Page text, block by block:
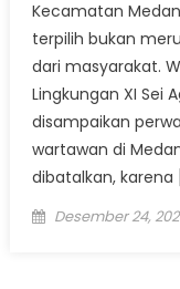
Kecamatan
terpilih bukan
dari masyarakat.
Lingkungan XI Sei
disampaikan
wartawan di
dibatalkan, karena
Posted
Desember 24,